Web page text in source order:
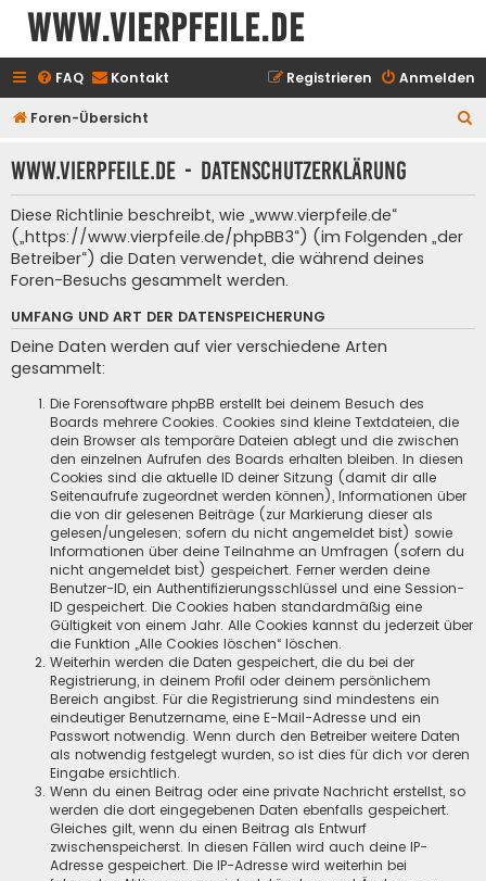
www.vierpfeile.de
FAQ Kontakt Anmelden
Registrieren
Foren-Übersicht
h
www.vierpfeile.de - Datenschutzerklärung
Diese Richtlinie beschreibt, wie „www.vierpfeile.de“
(„https://www.vierpfeile.de/phpBB3“) (im Folgenden „der
Betreiber“) die Daten verwendet, die während deines
Foren-Besuchs gesammelt werden.
UMFANG UND ART DER DATENSPEICHERUNG
Deine Daten werden auf vier verschiedene Arten
gesammelt:
Die Forensoftware phpBB erstellt bei deinem Besuch des
Boards mehrere Cookies. Cookies sind kleine Textdateien, die
dein Browser als temporäre Dateien ablegt und die zwischen
den einzelnen Aufrufen des Boards erhalten bleiben. In diesen
Cookies sind die aktuelle ID deiner Sitzung (damit dir alle
Seitenaufrufe zugeordnet werden können), Informationen über
die von dir gelesenen Beiträge (zur Markierung dieser als
gelesen/ungelesen; sofern du nicht angemeldet bist) sowie
Informationen über deine Teilnahme an Umfragen (sofern du
nicht angemeldet bist) gespeichert. Ferner werden deine
Benutzer-ID, ein Authentifizierungsschlüssel und eine Session-
ID gespeichert. Die Cookies haben standardmäßig eine
Gültigkeit von einem Jahr. Alle Cookies kannst du jederzeit über
die Funktion „Alle Cookies löschen“ löschen.
Weiterhin werden die Daten gespeichert, die du bei der
Registrierung, in deinem Profil oder deinem persönlichem
Bereich angibst. Für die Registrierung sind mindestens ein
eindeutiger Benutzername, eine E-Mail-Adresse und ein
Passwort notwendig. Wenn durch den Betreiber weitere Daten
als notwendig festgelegt wurden, so ist dies für dich vor deren
Eingabe ersichtlich.
Wenn du einen Beitrag oder eine private Nachricht erstellst, so
werden die dort eingegebenen Daten ebenfalls gespeichert.
Gleiches gilt, wenn du einen Beitrag als Entwurf
zwischenspeicherst. In diesen Fällen wird auch deine IP-
Adresse gespeichert. Die IP-Adresse wird weiterhin bei